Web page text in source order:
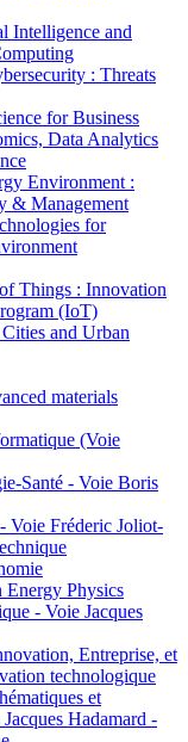
and
: Threats
for Business
Data Analytics
Environment :
& Management
for
Things : Innovation
(IoT)
and Urban
materials
(Voie
Santé - Voie Boris
Voie Fréderic Joliot-
Physics
- Voie Jacques
Entreprise, et
technologique
et
Hadamard -